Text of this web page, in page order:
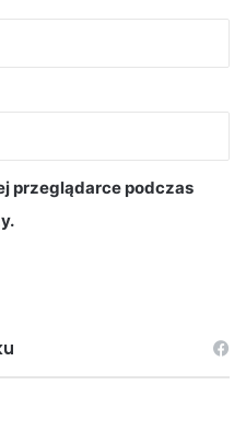
przeglądarce podczas